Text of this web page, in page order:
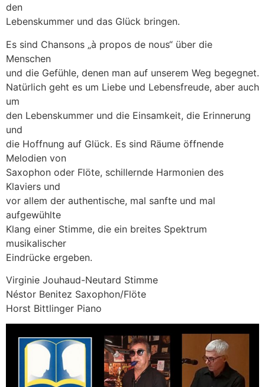
den
Lebenskummer und das Glück bringen.
Es sind Chansons „à propos de nous“ über die
Menschen
und die Gefühle, denen man auf unserem Weg begegnet.
Natürlich geht es um Liebe und Lebensfreude, aber auch
um
den Lebenskummer und die Einsamkeit, die Erinnerung
und
die Hoffnung auf Glück. Es sind Räume öffnende
Melodien von
Saxophon oder Flöte, schillernde Harmonien des
Klaviers und
vor allem der authentische, mal sanfte und mal
aufgewühlte
Klang einer Stimme, die ein breites Spektrum
musikalischer
Eindrücke ergeben.
Virginie Jouhaud-Neutard Stimme
Néstor Benitez Saxophon/Flöte
Horst Bittlinger Piano